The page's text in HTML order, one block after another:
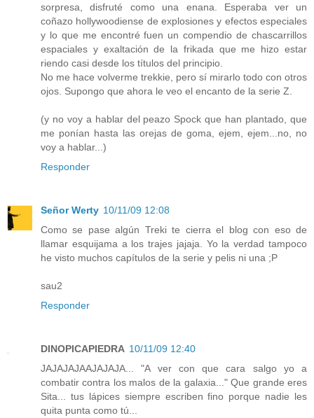
sorpresa, disfruté como una enana. Esperaba ver un
coñazo hollywoodiense de explosiones y efectos especiales
y lo que me encontré fuen un compendio de chascarrillos
espaciales y exaltación de la frikada que me hizo estar
riendo casi desde los títulos del principio.
No me hace volverme trekkie, pero sí mirarlo todo con otros
ojos. Supongo que ahora le veo el encanto de la serie Z.
(y no voy a hablar del peazo Spock que han plantado, que
me ponían hasta las orejas de goma, ejem, ejem...no, no
voy a hablar...)
Responder
Señor Werty 10/11/09 12:08
Como se pase algún Treki te cierra el blog con eso de
llamar esquijama a los trajes jajaja. Yo la verdad tampoco
he visto muchos capítulos de la serie y pelis ni una ;P
sau2
Responder
DINOPICAPIEDRA 10/11/09 12:40
JAJAJAJAAJAJAJA... "A ver con que cara salgo yo a
combatir contra los malos de la galaxia..." Que grande eres
Sita... tus lápices siempre escriben fino porque nadie les
quita punta como tú...